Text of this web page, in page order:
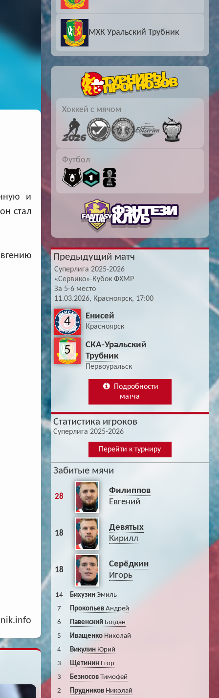
Хоккей — КХЛ
Буч: блог болельщика
Hound: блог болельщика
Ragnar: блог болельщика
и
стал
МХК Уральский Трубник
Хоккей с мячом
Футбол
Предыдущий матч
Суперлига 2025-2026
«Сервико»-Кубок ФХМР
За 5-6 место
11.03.2026, Красноярск, 17:00
4 Енисей
Красноярск
5
СКА-Уральский
Трубник
Первоуральск
Подробности
матча
Статистика игроков
Суперлига 2025-2026
Перейти к турниру
Забитые мячи
28
Филиппов
Евгений
18
Девятых
Кирилл
18
Серёдкин
Игорь
14 БихузинЭмиль
7
ПрокопьевАндрей
6
ПавенскийБогдан
5
ИващенкоНиколай
4
ВикулинЮрий
3
ЩетининЕгор
3
БезносовТимофей
2
ПрудниковНиколай